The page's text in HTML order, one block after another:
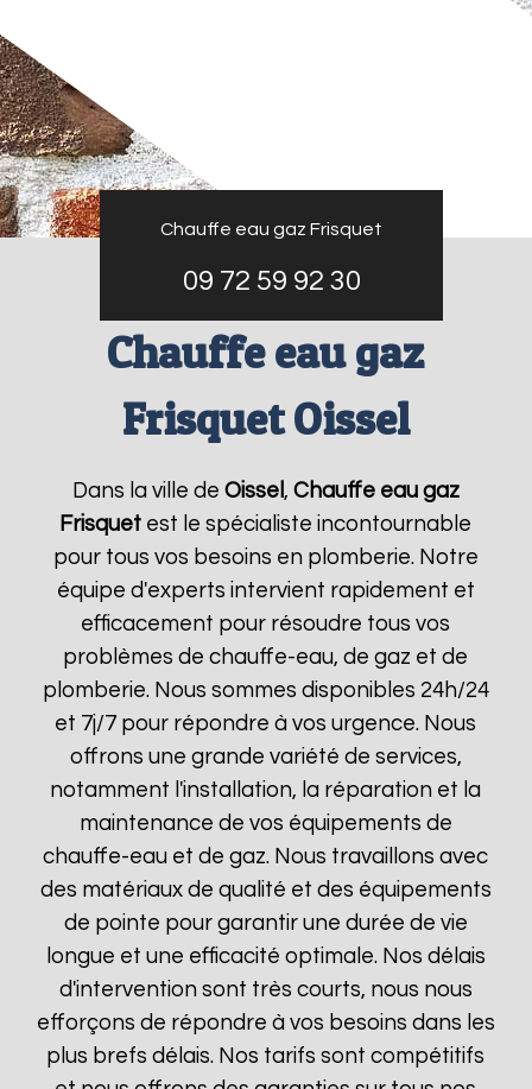
Chauffe eau gaz Frisquet
09 72 59 92 30
Chauffe eau gaz
Frisquet Oissel
Dans la ville de Oissel , Chauffe eau gaz
Frisquet est le spécialiste incontournable
pour tous vos besoins en plomberie. Notre
équipe d'experts intervient rapidement et
efficacement pour résoudre tous vos
problèmes de chauffe-eau, de gaz et de
plomberie. Nous sommes disponibles 24h/24
et 7j/7 pour répondre à vos urgence. Nous
offrons une grande variété de services,
notamment l'installation, la réparation et la
maintenance de vos équipements de
chauffe-eau et de gaz. Nous travaillons avec
des matériaux de qualité et des équipements
de pointe pour garantir une durée de vie
longue et une efficacité optimale. Nos délais
d'intervention sont très courts, nous nous
efforçons de répondre à vos besoins dans les
plus brefs délais. Nos tarifs sont compétitifs